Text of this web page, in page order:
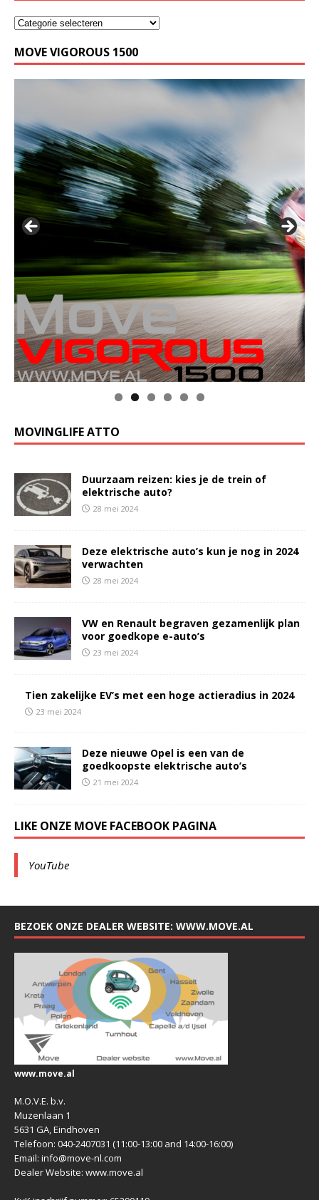
MOVE VIGOROUS 1500
Klik op de foto voor meer informatie
MOVINGLIFE ATTO
Duurzaam reizen: kies je de trein of
elektrische auto?
28 mei 2024
Deze elektrische auto’s kun je nog in 2024
verwachten
28 mei 2024
VW en Renault begraven gezamenlijk plan
voor goedkope e-auto’s
23 mei 2024
Tien zakelijke EV’s met een hoge actieradius in 2024
23 mei 2024
Deze nieuwe Opel is een van de
goedkoopste elektrische auto’s
21 mei 2024
LIKE ONZE MOVE FACEBOOK PAGINA
YouTube
BEZOEK ONZE DEALER WEBSITE: WWW.MOVE.AL
www.move.al
M.O.V.E. b.v.
Muzenlaan 1
5631 GA, Eindhoven
Telefoon: 040-2407031 (11:00-13:00 and 14:00-16:00)
Email: info@move-nl.com
Dealer Website: www.move.al